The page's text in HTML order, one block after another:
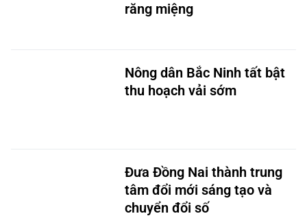
răng miệng
Nông dân Bắc Ninh tất bật
thu hoạch vải sớm
Đưa Đồng Nai thành trung
tâm đổi mới sáng tạo và
chuyển đổi số